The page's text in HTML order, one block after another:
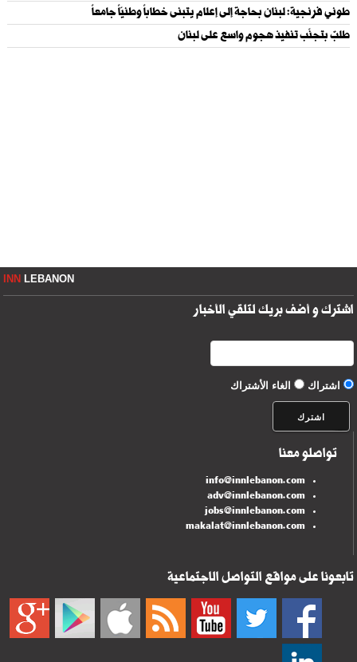
طوني فرنجية: لبنان بحاجة إلى إعلام يتبنى خطاباً وطنيّاً جامعاً
طلبٌ بتجنّب تنفيذ هجوم واسع على لبنان
INNLEBANON
اشترك و أضف بريك لتلقي الأخبار
اشتراك الغاء الأشتراك
تواصلو معنا
info@innlebanon.com
adv@innlebanon.com
jobs@innlebanon.com
makalat@innlebanon.com
تابعونا على مواقع التواصل الاجتماعية